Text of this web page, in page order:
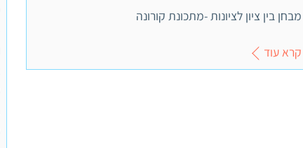
מבחן בין ציון לציונות -מתכונת קורונה
קרא עוד